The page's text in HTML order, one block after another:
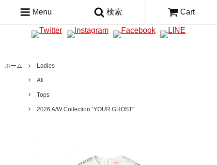
Menu 検索 Cart
ホーム Ladies
All
Tops
2026 A/W Collection “YOUR GHOST”